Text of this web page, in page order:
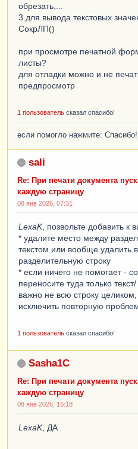
обрезать,...
3.для вывода текстовых
СокрЛП()
при просмотре печатной
листы?
для отладки можно и не
предпросмотр
1 пользователь сказал спасибо!
если помогло нажмите: Спасибо!
sali
Re: При печати документа
каждую страницу
08 янв 2026, 07:31
LexaK, позвольте добавить
* удалите место между
текстом или вообще удалить
разделительную строку
* если ничего не помогает -
переносите туда только
важно не всю строку целиком,
исключить повторную
1 пользователь сказал спасибо!
Sasha1C
Re: При печати документа
каждую страницу
08 янв 2026, 15:18
LexaK, ДА